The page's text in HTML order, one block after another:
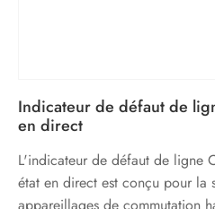
Indicateur de défaut de
en direct
L'indicateur de défaut de ligne
état en direct est conçu pour la